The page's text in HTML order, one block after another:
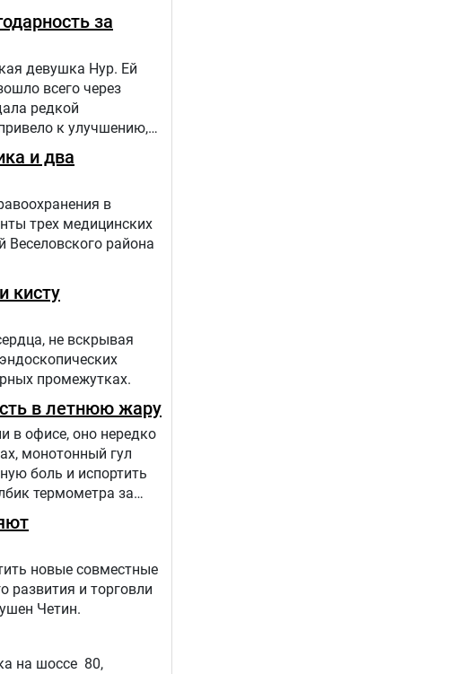
за
девушка Нур. Ей
всего через
редкой
к улучшению,
проекта
и два
в
трех медицинских
района
кисту
не вскрывая
промежутках.
в летнюю жару
в офисе, оно нередко
монотонный гул
боль и испортить
термометра за
новые совместные
развития и торговли
Четин.
на шоссе 80,